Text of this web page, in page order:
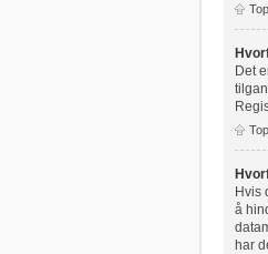
Det
Hvis
å
har